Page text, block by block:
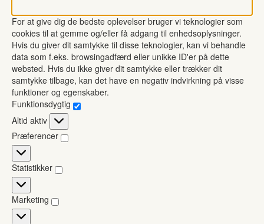
For at give dig de bedste oplevelser bruger vi teknologier som
cookies til at gemme og/eller få adgang til enhedsoplysninger.
Hvis du giver dit samtykke til disse teknologier, kan vi behandle
data som f.eks. browsingadfærd eller unikke ID'er på dette
websted. Hvis du ikke giver dit samtykke eller trækker dit
samtykke tilbage, kan det have en negativ indvirkning på visse
funktioner og egenskaber.
Funktionsdygtig
Funktionsdygtig
Altid aktiv
Præferencer
Præferencer
Statistikker
Statistikker
Marketing
Marketing